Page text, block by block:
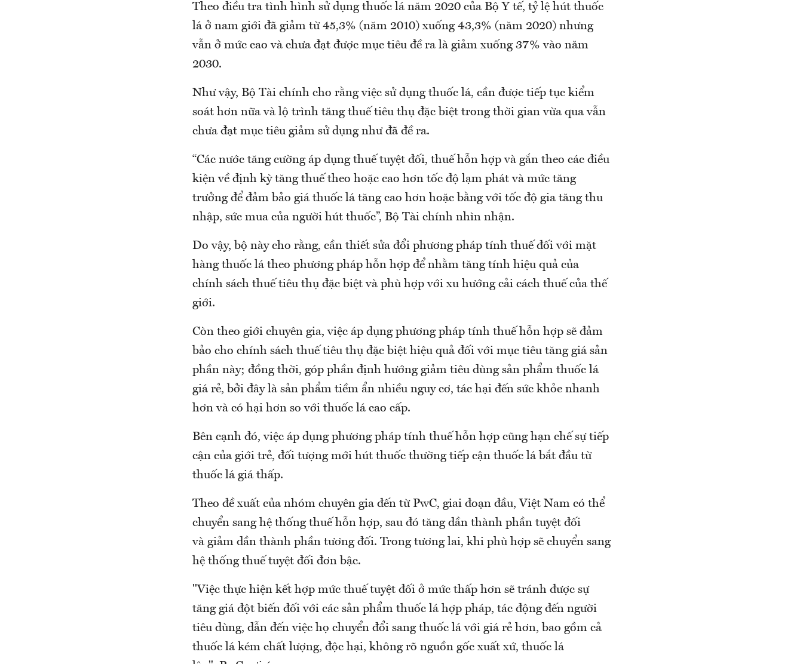
Theo điều tra tình hình sử dụng thuốc lá năm 2020 của Bộ Y tế, tỷ lệ hút thuốc
lá ở nam giới đã giảm từ 45,3% (năm 2010) xuống 43,3% (năm 2020) nhưng
vẫn ở mức cao và chưa đạt được mục tiêu đề ra là giảm xuống 37% vào năm
2030.
Như vậy, Bộ Tài chính cho rằng việc sử dụng thuốc lá, cần được tiếp tục kiểm
soát hơn nữa và lộ trình tăng thuế tiêu thụ đặc biệt trong thời gian vừa qua vẫn
chưa đạt mục tiêu giảm sử dụng như đã đề ra.
“Các nước tăng cường áp dụng thuế tuyệt đối, thuế hỗn hợp và gắn theo các điều
kiện về định kỳ tăng thuế theo hoặc cao hơn tốc độ lạm phát và mức tăng
trưởng để đảm bảo giá thuốc lá tăng cao hơn hoặc bằng với tốc độ gia tăng thu
nhập, sức mua của người hút thuốc”, Bộ Tài chính nhìn nhận.
Do vậy, bộ này cho rằng, cần thiết sửa đổi phương pháp tính thuế đối với mặt
hàng thuốc lá theo phương pháp hỗn hợp để nhằm tăng tính hiệu quả của
chính sách thuế tiêu thụ đặc biệt và phù hợp với xu hướng cải cách thuế của thế
giới.
Còn theo giới chuyên gia, việc áp dụng phương pháp tính thuế hỗn hợp sẽ đảm
bảo cho chính sách thuế tiêu thụ đặc biệt hiệu quả đối với mục tiêu tăng giá sản
phần này; đồng thời, góp phần định hướng giảm tiêu dùng sản phẩm thuốc lá
giá rẻ, bởi đây là sản phẩm tiềm ẩn nhiều nguy cơ, tác hại đến sức khỏe nhanh
hơn và có hại hơn so với thuốc lá cao cấp.
Bên cạnh đó, việc áp dụng phương pháp tính thuế hỗn hợp cũng hạn chế sự tiếp
cận của giới trẻ, đối tượng mới hút thuốc thường tiếp cận thuốc lá bắt đầu từ
thuốc lá giá thấp.
Theo đề xuất của nhóm chuyên gia đến từ PwC, giai đoạn đầu, Việt Nam có thể
chuyển sang hệ thống thuế hỗn hợp, sau đó tăng dần thành phần tuyệt đối
và giảm dần thành phần tương đối. Trong tương lai, khi phù hợp sẽ chuyển sang
hệ thống thuế tuyệt đối đơn bậc.
"Việc thực hiện kết hợp mức thuế tuyệt đối ở mức thấp hơn sẽ tránh được sự
tăng giá đột biến đối với các sản phẩm thuốc lá hợp pháp, tác động đến người
tiêu dùng, dẫn đến việc họ chuyển đổi sang thuốc lá với giá rẻ hơn, bao gồm cả
thuốc lá kém chất lượng, độc hại, không rõ nguồn gốc xuất xứ, thuốc lá